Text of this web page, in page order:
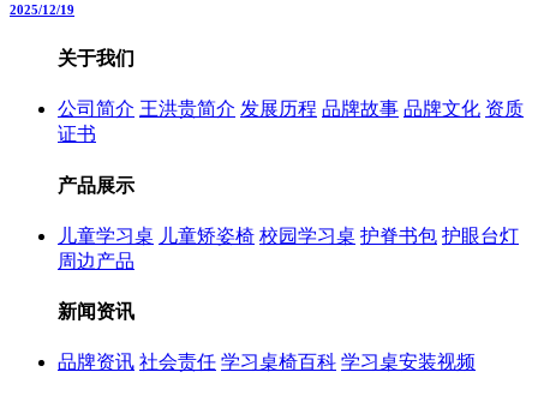
2025/12/19
关于我们
公司简介 王洪贵简介 发展历程 品牌故事 品牌文化 资质
证书
产品展示
儿童学习桌 儿童矫姿椅 校园学习桌 护脊书包 护眼台灯
周边产品
新闻资讯
品牌资讯 社会责任 学习桌椅百科 学习桌安装视频